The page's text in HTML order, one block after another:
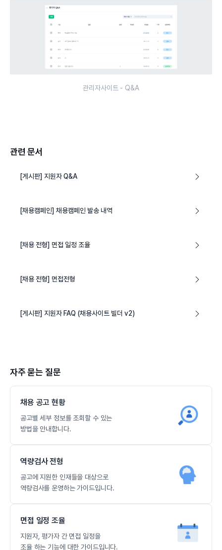
관리자사이트 - Q&A
관련 문서
[게시판] 지원자 Q&A
[채용캠페인] 채용캠페인 발송 내역
[채용 전형] 면접 일정 조율
[채용 전형] 면접전형
[게시판] 지원자 FAQ (채용사이트 빌더 v2)
자주 묻는 질문
채용 공고 현황
공고별 세부 정보를 조회할 수 있는
방법을 안내합니다.
역량검사 전형
공고에 지원한 인재들을 대상으로
역량검사를 운영하는 가이드입니다.
면접 일정 조율
지원자, 평가자 간 면접 일정을
조율 하는 기능에 대한 가이드입니다.